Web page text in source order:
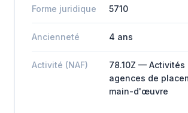
Forme juridique 5710
Ancienneté 4 ans
Activité (NAF)
78.10Z — Activités
agences de
main-d'œuvre